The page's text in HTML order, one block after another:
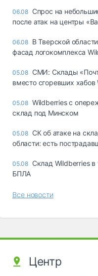
06.08 Спрос на
после атак на центры
06.08 В Тверской
фасад логокомплекса
05.08 СМИ: Склады
вместо сгоревших хабов
05.08 Wildberries с
склад под Минском
05.08 СК об атаке на
области: есть
05.08 Склад Wildberries в
БПЛА
Все новости
Центр